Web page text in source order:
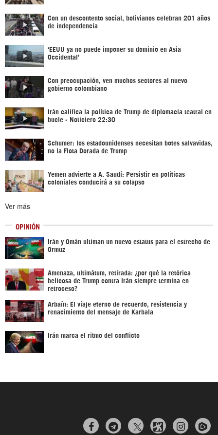
Con un descontento social, bolivianos celebran 201 años
de independencia
‘EEUU ya no puede imponer su dominio en Asia
Occidental’
Con preocupación, ven muchos sectores al nuevo
gobierno colombiano
Irán califica la política de Trump de diplomacia teatral en
bucle - Noticiero 22:30
Schumer: los estadounidenses necesitan botes salvavidas,
no la Flota Dorada de Trump
Yemen advierte a A. Saudí: Persistir en políticas
coloniales conducirá a su colapso
Ver más
OPINIÓN
Irán y Omán ultiman un nuevo estatus para el estrecho de
Ormuz
Amenaza, ultimátum, retirada: ¿por qué la retórica
belicosa de Trump contra Irán siempre termina en
retroceso?
Arbaín: El viaje eterno de recuerdo, resistencia y
renacimiento del mensaje de Karbala
Irán marca el ritmo del conflicto
  